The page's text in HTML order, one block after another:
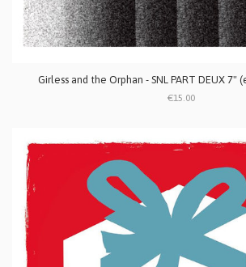
Girless and the Orphan - SNL PART DEUX
€15.00